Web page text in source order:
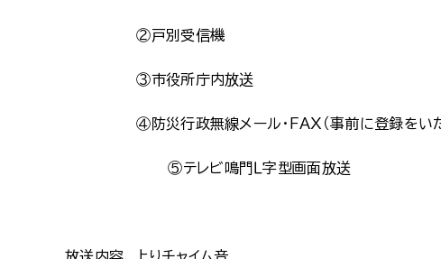
②戸別受信機
③市役所庁内放送
④防災行政無線メール・ＦＡＸ（事前に登録をいた
⑤テレビ鳴門Ｌ字型画面放送